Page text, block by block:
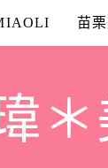
苗